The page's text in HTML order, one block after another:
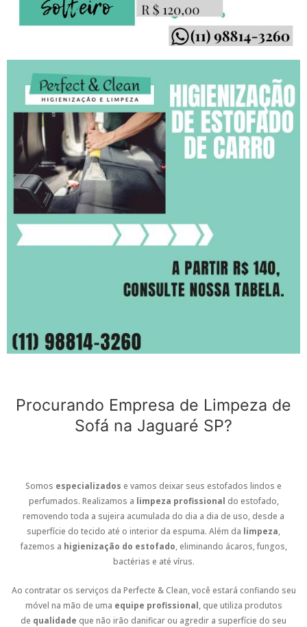
Procurando Empresa de Limpeza de
Sofá na Jaguaré SP?
Somos especializados e vamos deixar seus estofados lindos e
perfumados. Realizamos a limpeza profissional do estofado,
removendo toda a sujeira acumulada do dia a dia de uso, desde a
superfície do tecido até o interior da espuma. Além da limpeza,
fazemos a higienização do estofado, eliminando ácaros, fungos,
bactérias e até vírus.
Ao contratar os serviços da Perfecte & Clean, você estará confiando seu
móvel na mão de uma equipe profissional, que utiliza produtos
de qualidade que não irão danificar ou agredir a superfície do seu